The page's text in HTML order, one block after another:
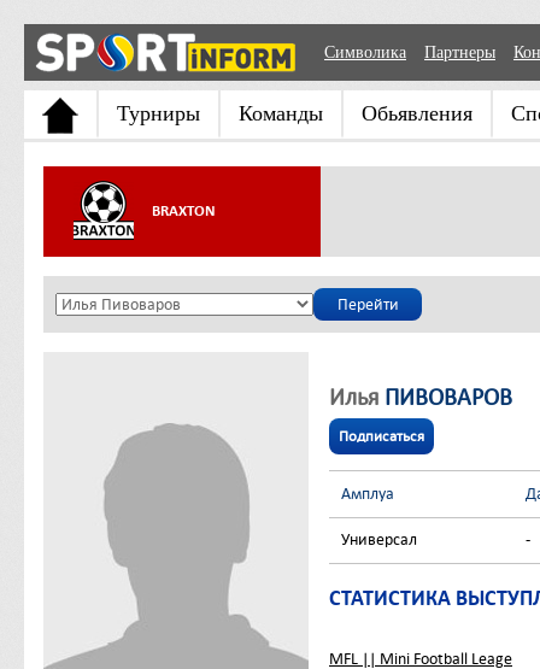
Символика Партнеры
Турниры Команды Обьявления
BRAXTON
Илья ПИВОВАРОВ
Подписаться
Амплуа
Универсал -
СТАТИСТИКА
MFL || Mini Football Leage